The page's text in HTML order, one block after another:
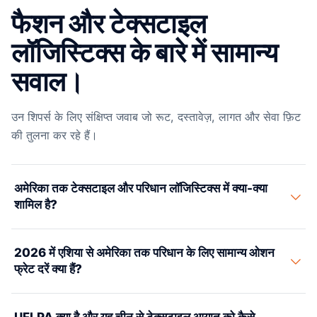
फैशन और टेक्सटाइल
लॉजिस्टिक्स के बारे में सामान्य
सवाल।
उन शिपर्स के लिए संक्षिप्त जवाब जो रूट, दस्तावेज़, लागत और सेवा फ़िट
की तुलना कर रहे हैं।
अमेरिका तक टेक्सटाइल और परिधान लॉजिस्टिक्स में क्या-क्या
शामिल है?
इसकी शुरुआत फैक्ट्री स्रोतों (चीन, वियतनाम, बांग्लादेश, तुर्की, इटली) से
ओशन या एयर फ्रेट से होती है। फिर आती है सही HTSUS कोड, मूल-
देश प्रमाण और चीनी-मूल के माल के लिए UFLPA नियमों के साथ
अमेरिकी कस्टम क्लीयरेंस। आखिरी चरण में माल रिटेलर DC या
2026 में एशिया से अमेरिका तक परिधान के लिए सामान्य ओशन
फ्रेट दरें क्या हैं?